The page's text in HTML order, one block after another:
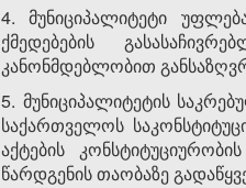
4. მუნიციპალიტეტი
ქმედებების
კანონმდებლობით
5. მუნიციპალიტეტის
საქართველოს
აქტების
წარდგენის თაობაზე